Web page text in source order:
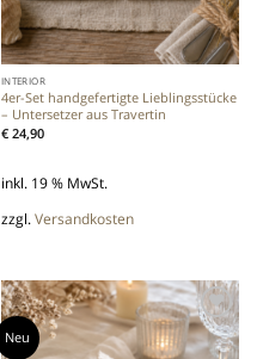
INTERIOR
4er-Set handgefertigte Lieblingsstücke
– Untersetzer aus Travertin
€24,90
inkl. 19 % MwSt.
zzgl.Versandkosten
Neu